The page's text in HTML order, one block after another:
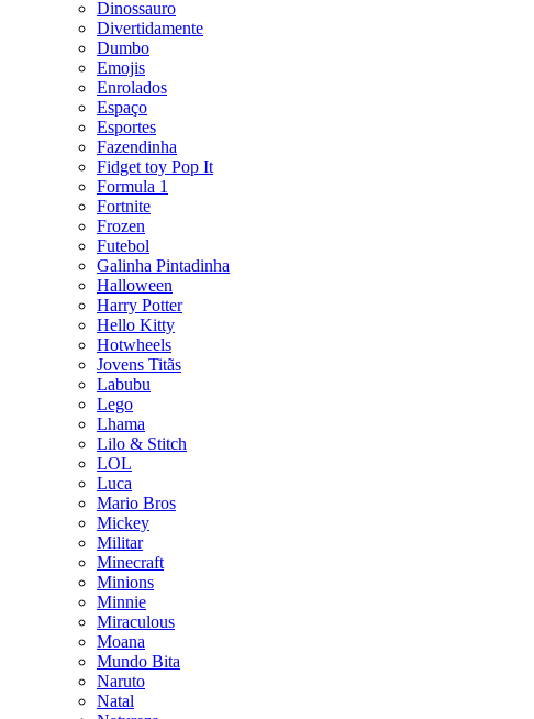
Dinossauro
Divertidamente
Dumbo
Emojis
Enrolados
Espaço
Esportes
Fazendinha
Fidget toy Pop It
Formula 1
Fortnite
Frozen
Futebol
Galinha Pintadinha
Halloween
Harry Potter
Hello Kitty
Hotwheels
Jovens Titãs
Labubu
Lego
Lhama
Lilo & Stitch
LOL
Luca
Mario Bros
Mickey
Militar
Minecraft
Minions
Minnie
Miraculous
Moana
Mundo Bita
Naruto
Natal